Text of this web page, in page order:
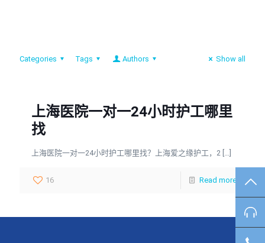
Categories Tags Authors Show all
上海医院一对一24小时护工哪里
找
上海医院一对一24小时护工哪里找？上海爱之缘护工，2 […]
16 Read more
咨